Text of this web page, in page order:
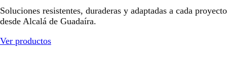
Soluciones resistentes, duraderas y adaptadas a cada proyecto
desde Alcalá de Guadaíra.
Ver productos